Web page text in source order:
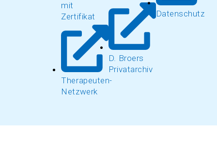
mit
Zertifikat
Therapeuten-
Netzwerk
D. Broers
Privatarchiv
Datenschutz